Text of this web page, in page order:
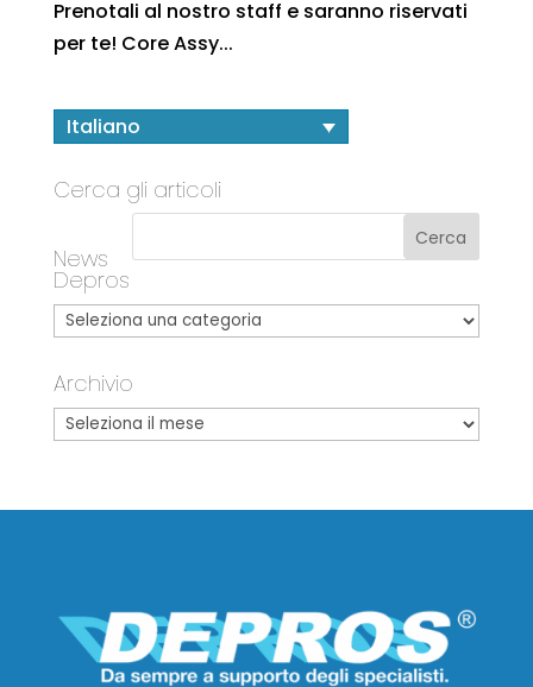
Prenotali al nostro staff e saranno riservati
per te! Core Assy...
Italiano
Cerca gli articoli
News
Depros
Archivio